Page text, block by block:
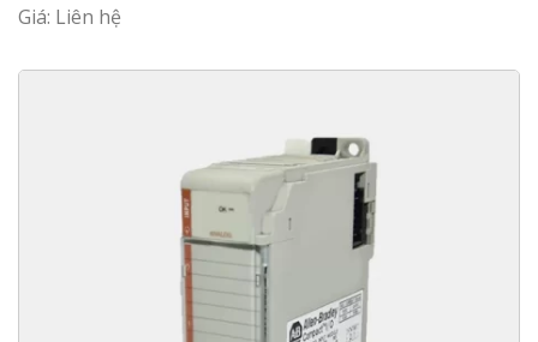
Giá: Liên hệ